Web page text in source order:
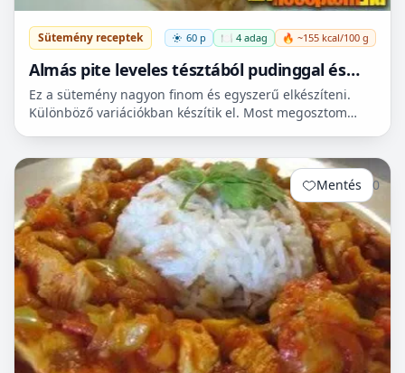
Sütemény receptek 60 p 🍽️ 4 adag 🔥 ~155 kcal/100 g
Almás pite leveles tésztából pudinggal és
babapiskótával
Ez a sütemény nagyon finom és egyszerű elkészíteni.
Különböző variációkban készítik el. Most megosztom
Mentés 0